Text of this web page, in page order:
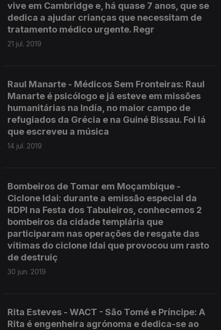
vive em Cambridge e, há quase 7 anos, que se
dedica a ajudar crianças que necessitam de
tratamento médico urgente. Regr
21 jul. 2019
Raul Manarte - Médicos Sem Fronteiras: Raul
Manarte é psicólogo e já esteve em missões
humanitárias na Indía, no maior campo de
refugiados da Grécia e na Guiné Bissau. Foi lá
que escreveu a música
14 jul. 2019
Bombeiros de Tomar em Moçambique -
Ciclone Idai: durante a emissão especial da
RDPI na Festa dos Tabuleiros, conhecemos 2
bombeiros da cidade templária que
participaram nas operações de resgate das
vítimas do ciclone Idai que provocou um rasto
de destruiç
30 jun. 2019
Rita Esteves - WACT - São Tomé e Príncipe: A
Rita é engenheira agrónoma e dedica-se ao